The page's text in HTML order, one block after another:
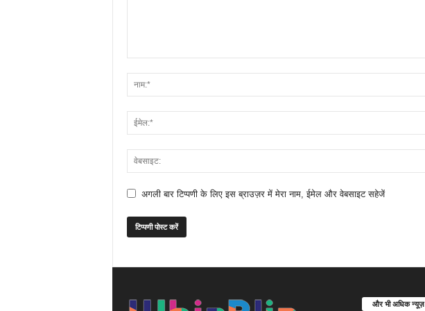
अगली बार टिप्पणी के लिए इस ब्राउज़र में मेरा नाम, ईमेल और वेबसाइट सहेजें
और भी अधिक न्यूज़